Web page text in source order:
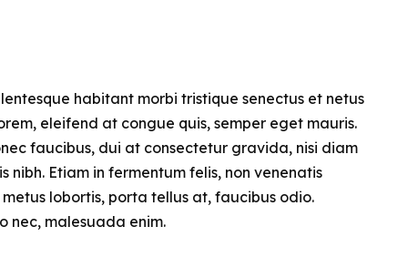
habitant morbi tristique senectus et netus
eleifend at congue quis, semper eget mauris.
faucibus, dui at consectetur gravida, nisi diam
nibh. Etiam in fermentum felis, non venenatis
lobortis, porta tellus at, faucibus odio.
nec, malesuada enim.